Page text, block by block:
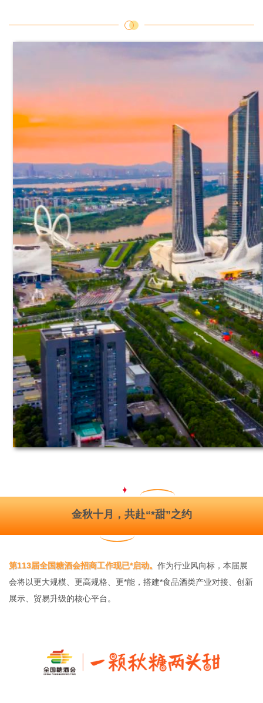
金秋十月，共赴“*甜”之约
第113届全国糖酒会招商工作现已*启动。 作为行业风向标，本届展
会将以更大规模、更高规格、更*能，搭建*食品酒类产业对接、创新
展示、贸易升级的核心平台。